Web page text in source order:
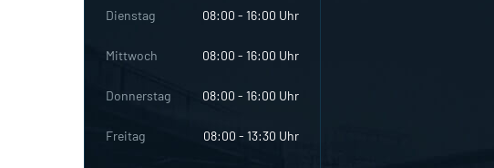
Dienstag 08:00 - 16:00 Uhr
Mittwoch 08:00 - 16:00 Uhr
Donnerstag 08:00 - 16:00 Uhr
Freitag 08:00 - 13:30 Uhr